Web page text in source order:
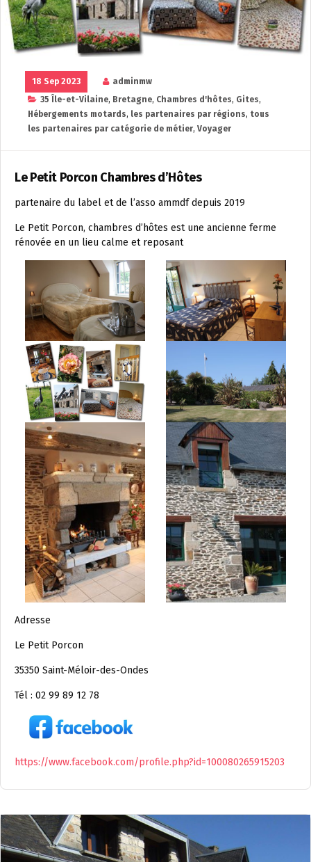
18 Sep 2023
adminmw
35 Île-et-Vilaine, Bretagne, Chambres d'hôtes, Gites,
Hébergements motards, les partenaires par régions, tous
les partenaires par catégorie de métier, Voyager
Le Petit Porcon Chambres d’Hôtes
partenaire du label et de l’asso ammdf depuis 2019
Le Petit Porcon, chambres d’hôtes est une ancienne ferme
rénovée en un lieu calme et reposant
Adresse
Le Petit Porcon
35350 Saint-Méloir-des-Ondes
Tél : 02 99 89 12 78
https://www.facebook.com/profile.php?id=100080265915203